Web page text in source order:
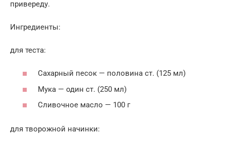
привереду.
Ингредиенты:
для теста:
Сахарный песок — половина ст. (125 мл)
Мука — один ст. (250 мл)
Сливочное масло — 100 г
для творожной начинки: